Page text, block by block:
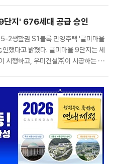
학생 한 명 한 명의 성장을 세심하게 뒷
했다. 윤 교육감은 이날 회의에
학생 지원 방향으로 돌봄 공백 해소, 학
, 진로 설계 역량 강화를 강조했다...
지' 676세대 공급 승인
2생활권 S1블록 민영주택 '글미마을
. 글미마을 9단지는 세
시행하고, 우미건설㈜이 시공하는 민